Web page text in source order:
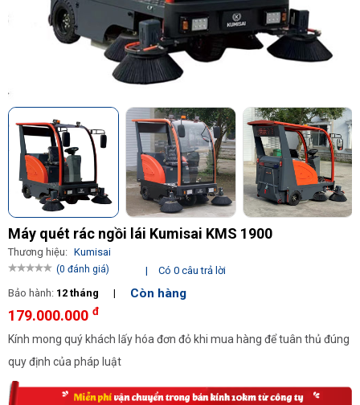
Máy quét rác ngồi lái Kumisai KMS 1900
Thương hiệu: Kumisai
(0 đánh giá) |
Có 0 câu trả lời
Bảo hành: 12 tháng | Còn hàng
179.000.000 đ
Kính mong quý khách lấy hóa đơn đỏ khi mua hàng để tuân thủ đúng
quy định của pháp luật